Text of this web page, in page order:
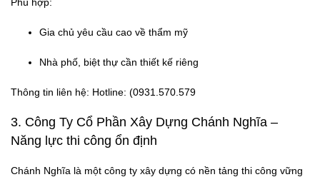
Gia chủ yêu cầu cao về thẩm mỹ
Nhà phố, biệt thự cần thiết kế riêng
Thông tin liên hệ: Hotline: (0931.570.579
3. Công Ty Cổ Phần Xây Dựng Chánh Nghĩa –
Năng lực thi công ổn định
Chánh Nghĩa là một công ty xây dựng có nền tảng thi công vững